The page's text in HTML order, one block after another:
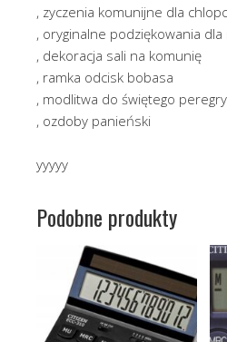
, zyczenia komunijne dla
, oryginalne podziękowania
, dekoracja sali na komunię
, ramka odcisk bobasa
, modlitwa do świętego
, ozdoby panieński
yyyyy
Podobne produkty